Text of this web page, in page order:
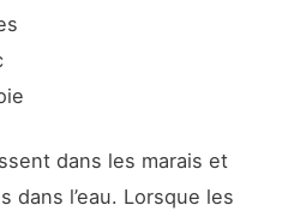
dans les marais et
dans l’eau. Lorsque les